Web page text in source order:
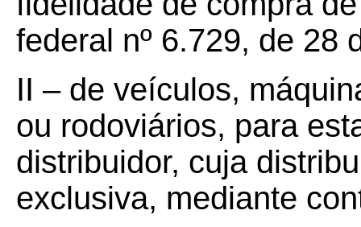
federal nº 6.729, de 28
II – de veículos,
ou rodoviários, para
distribuidor, cuja
exclusiva, mediante